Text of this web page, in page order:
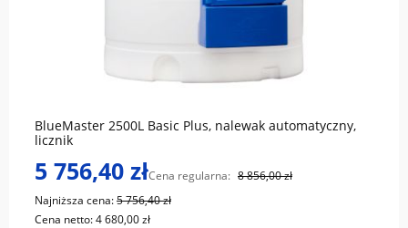
BlueMaster 2500L Basic Plus, nalewak automatyczny,
licznik
5 756,40 złCena regularna: 8 856,00 zł
Najniższa cena:5 756,40 zł
Cena netto:4 680,00 zł